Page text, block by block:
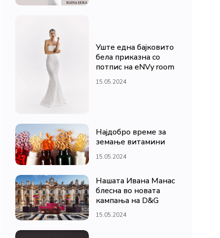
Уште една бајковито
бела приказна со
потпис на eNVy room
15.05.2024
Најдобро време за
земање витамини
15.05.2024
Нашата Ивана Манас
блесна во новата
кампања на D&G
15.05.2024